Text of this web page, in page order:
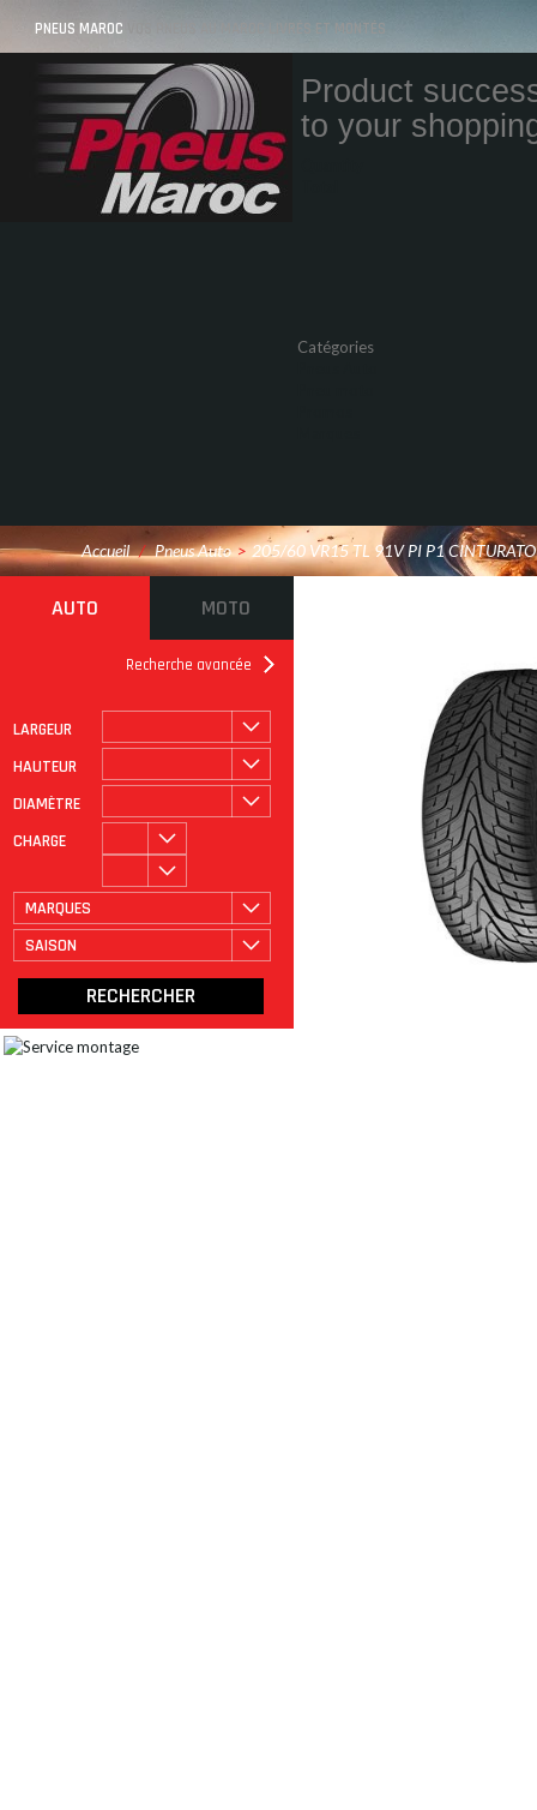
PNEUS MAROC VOS PNEUS AU MAROC LIVRÉS ET MONTÉS
Product
to your
Catégories
Accueil / Pneus Auto > 205/60 VR15 TL 91V PI P1 CINTURATO
AUTO MOTO
Recherche avancée
LARGEUR
HAUTEUR
DIAMÈTRE
CHARGE
MARQUES
SAISON
ROULAGE À PLAT